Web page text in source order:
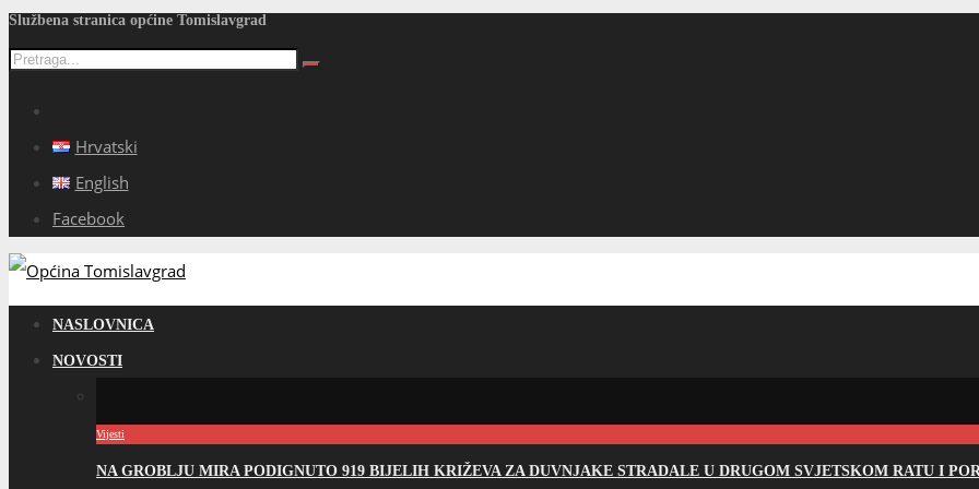
Službena stranica općine Tomislavgrad
Hrvatski
English
Facebook
NASLOVNICA
NOVOSTI
Vijesti
NA GROBLJU MIRA PODIGNUTO 919 BIJELIH KRIŽEVA ZA DUVNJAKE STRADALE U DRUGOM SVJETSKOM RATU I